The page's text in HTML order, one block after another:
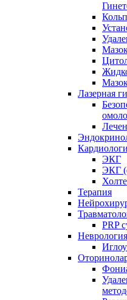
Лазерная
ЭКГ
ЭКГ
Терапия
PRP
Неврология